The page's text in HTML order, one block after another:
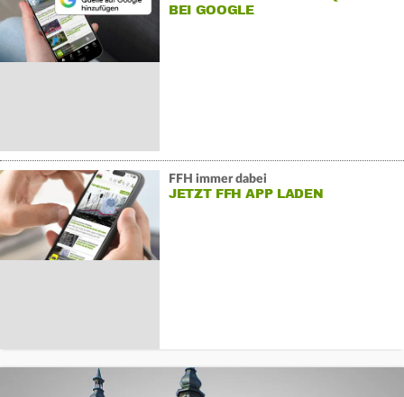
BEI GOOGLE
FFH immer dabei
JETZT FFH APP LADEN